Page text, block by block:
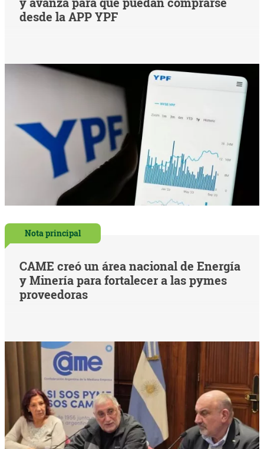
desde la APP YPF
Nota principal
CAME creó un área nacional de Energía
y Minería para fortalecer a las pymes
proveedoras